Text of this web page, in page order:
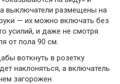
выключатели размещены на
— их можно включать без
усилий, и даже не смотря.
от пола 90 см.
воткнуть в розетку
наклоняться, а включатель
загорожен.